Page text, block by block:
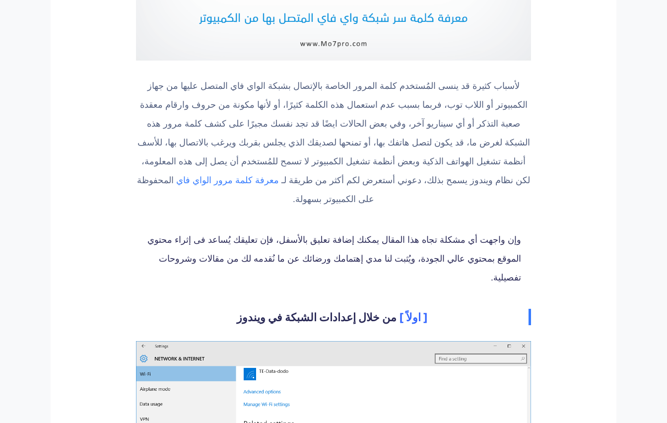
لأسباب كثيرة قد ينسى المُستخدم كلمة المرور الخاصة بالإتصال بشبكة الواي فاي المتصل عليها من جهاز
الكمبيوتر أو اللاب توب، فربما بسبب عدم استعمال هذه الكلمة كثيرًا، أو لأنها مكونة من حروف وارقام معقدة
صعبة التذكر أو أي سيناريو آخر، وفي بعض الحالات ايضًا قد تجد نفسك مجبرًا على كشف كلمة مرور هذه
الشبكة لغرض ما، قد يكون لتصل هاتفك بها، أو تمنحها لصديقك الذي يجلس بقربك ويرغب بالاتصال بها، للأسف
أنظمة تشغيل الهواتف الذكية وبعض أنظمة تشغيل الكمبيوتر لا تسمح للمُستخدم أن يصل إلى هذه المعلومة،
لكن نظام ويندوز يسمح بذلك، دعوني أستعرض لكم أكثر من طريقة لـ معرفة كلمة مرور الواي فاي المحفوظة
على الكمبيوتر بسهولة.
وإن واجهت أي مشكلة تجاه هذا المقال يمكنك إضافة تعليق بالأسفل، فإن تعليقك يُساعد فى إثراء محتوي
الموقع بمحتوي عالي الجودة، ويُثبت لنا مدي إهتمامك ورضائك عن ما نُقدمه لك من مقالات وشروحات
تفصيلية.
[ اولاً ] من خلال إعدادات الشبكة في ويندوز